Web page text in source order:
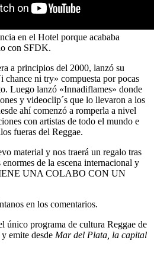
en el Hotel porque acababa
con SFDK.
a principios del 2000, lanzó su
chance ni try» compuesta por pocas
Luego lanzó «Innadiflames» donde
y videoclip´s que lo llevaron a los
ahí comenzó a romperla a nivel
con artistas de todo el mundo e
fueras del Reggae.
material y nos traerá un regalo tras
de la escena internacional y
UNA COLABO CON UN
en los comentarios.
único programa de cultura Reggae de
y emite desde Mar del Plata, la capital